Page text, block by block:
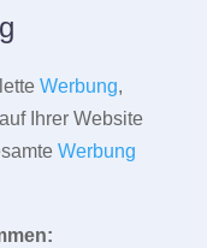
Werbung,
Ihrer Website
Werbung